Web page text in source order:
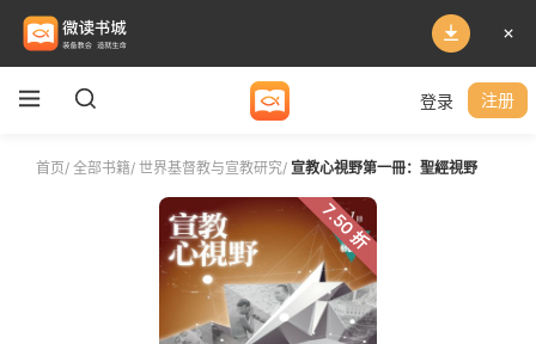
登录 注册
首页/ 全部书籍/ 世界基督教与宣教研究/ 宣教心視野第一冊：聖經視野
7.50 折